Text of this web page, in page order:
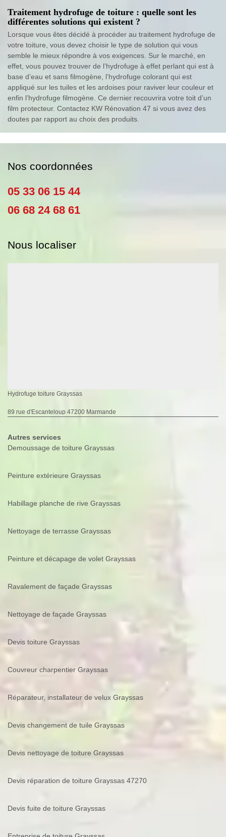
Traitement hydrofuge de toiture : quelle sont les
différentes solutions qui existent ?
Lorsque vous êtes décidé à procéder au traitement hydrofuge de
votre toiture, vous devez choisir le type de solution qui vous
semble le mieux répondre à vos exigences. Sur le marché, en
effet, vous pouvez trouver de l’hydrofuge à effet perlant qui est à
base d’eau et sans filmogène, l’hydrofuge colorant qui est
appliqué sur les tuiles et les ardoises pour raviver leur couleur et
enfin l’hydrofuge filmogène. Ce dernier recouvrira votre toit d’un
film protecteur. Contactez KW Rénovation 47 si vous avez des
doutes par rapport au choix des produits.
Nos coordonnées
05 33 06 15 44
06 68 24 68 61
Nous localiser
Hydrofuge toiture Grayssas
89 rue d'Escanteloup 47200 Marmande
Autres services
Demoussage de toiture Grayssas
Peinture extérieure Grayssas
Habillage planche de rive Grayssas
Nettoyage de terrasse Grayssas
Peinture et décapage de volet Grayssas
Ravalement de façade Grayssas
Nettoyage de façade Grayssas
Devis toiture Grayssas
Couvreur charpentier Grayssas
Réparateur, installateur de velux Grayssas
Devis changement de tuile Grayssas
Devis nettoyage de toiture Grayssas
Devis réparation de toiture Grayssas 47270
Devis fuite de toiture Grayssas